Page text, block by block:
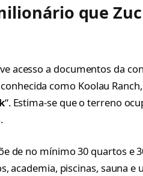
que
acesso a documentos da
como Koolau
“. Estima-se que o terreno
de no mínimo 30 quartos e
academia, piscinas, sauna e